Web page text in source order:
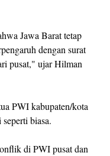
Jawa Barat tetap
dengan surat
pusat," ujar Hilman
PWI kabupaten/kota
biasa.
di PWI pusat dan